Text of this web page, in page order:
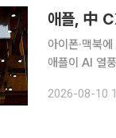
애플, 中
아이폰·맥북
애플이 AI 열
은 9일(현지
2026-08-10